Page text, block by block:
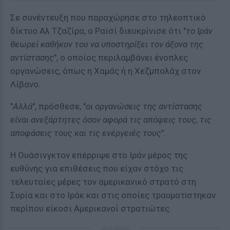
Σε συνέντευξη που παραχώρησε στο τηλεοπτικό
δίκτυο Αλ Τζαζίρα, ο Ραϊσί διευκρίνισε ότι "το Ιράν
θεωρεί καθήκον του να υποστηρίξει τον άξονα της
αντίστασης", ο οποίος περιλαμβάνει ένοπλες
οργανώσεις, όπως η Χαμάς ή η Χεζμπoλάχ στον
Λίβανο.
"Αλλά", πρόσθεσε, "οι οργανώσεις της αντίστασης
είναι ανεξάρτητες όσον αφορά τις απόψεις τους, τις
αποφάσεις τους και τις ενέργειές τους".
Η Ουάσινγκτον επέρριψε στο Ιράν μέρος της
ευθύνης για επιθέσεις που είχαν στόχο τις
τελευταίες μέρες τον αμερικανικό στρατό στη
Συρία και στο Ιράκ και στις οποίες τραυματiστηκαν
περίπου είκοσι Αμερικανοί στρατιώτες.